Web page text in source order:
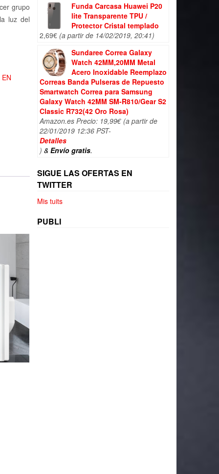
grupo
luz del
Funda Carcasa Huawei P20
lite Transparente TPU /
Protector Cristal templado
2,69€ (a partir de 14/02/2019, 20:41)
Sundaree Correa Galaxy
Watch 42MM,20MM Metal
Acero Inoxidable Reemplazo
Correas Banda Pulseras de Repuesto
Smartwatch Correa para Samsung
Galaxy Watch 42MM SM-R810/Gear S2
Classic R732(42 Oro Rosa)
Amazon.es Precio: 19,99€ (a partir de
22/01/2019 12:36 PST-
Detalles
) & Envío gratis.
SIGUE LAS OFERTAS EN
TWITTER
Mis tuits
PUBLI